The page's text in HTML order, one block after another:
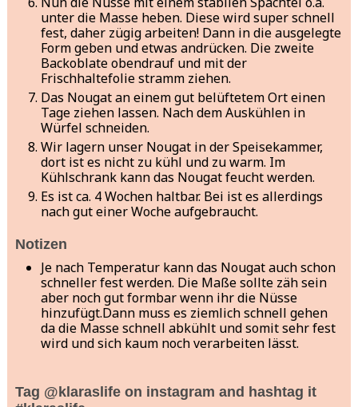
unter die Masse heben. Diese wird super schnell
fest, daher zügig arbeiten! Dann in die ausgelegte
Form geben und etwas andrücken. Die zweite
Backoblate obendrauf und mit der
Frischhaltefolie stramm ziehen.
Das Nougat an einem gut belüftetem Ort einen
Tage ziehen lassen. Nach dem Auskühlen in
Würfel schneiden.
Wir lagern unser Nougat in der Speisekammer,
dort ist es nicht zu kühl und zu warm. Im
Kühlschrank kann das Nougat feucht werden.
Es ist ca. 4 Wochen haltbar. Bei ist es allerdings
nach gut einer Woche aufgebraucht.
Notizen
Je nach Temperatur kann das Nougat auch schon
schneller fest werden. Die Maße sollte zäh sein
aber noch gut formbar wenn ihr die Nüsse
hinzufügt.Dann muss es ziemlich schnell gehen
da die Masse schnell abkühlt und somit sehr fest
wird und sich kaum noch verarbeiten lässt.
Tag @klaraslife on instagram and hashtag it